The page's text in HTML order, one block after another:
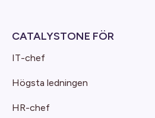
CATALYSTONE FÖR
IT-chef
Högsta ledningen
HR-chef